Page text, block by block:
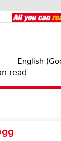
English
read